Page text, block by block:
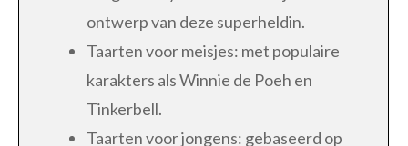
ontwerp van deze superheldin.
Taarten voor meisjes: met populaire
karakters als Winnie de Poeh en
Tinkerbell.
Taarten voor jongens: gebaseerd op